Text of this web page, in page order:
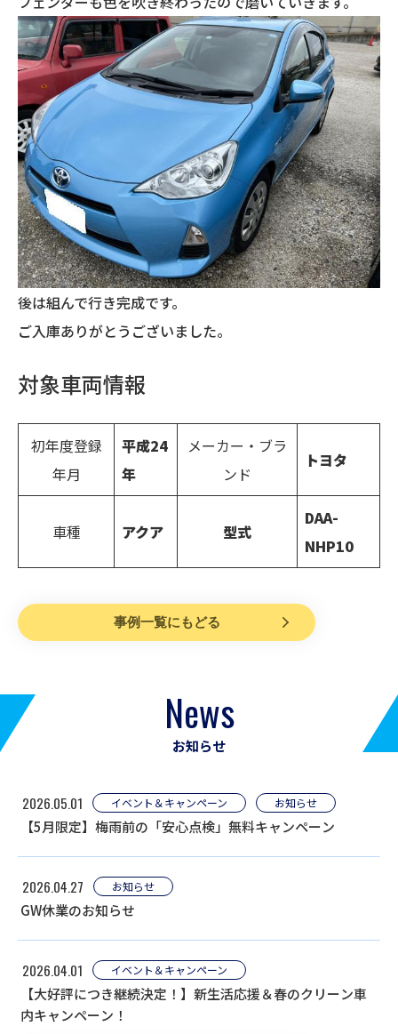
後は組んで行き完成です。
ご入庫ありがとうございました。
対象車両情報
初年度登録
年月
平成24
年
メーカー・ブラ
ンド
トヨタ
車種 アクア 型式
DAA-
NHP10
事例一覧にもどる
News
お知らせ
2026.05.01 イベント＆キャンペーン お知らせ
【5月限定】梅雨前の「安心点検」無料キャンペーン
2026.04.27 お知らせ
GW休業のお知らせ
2026.04.01 イベント＆キャンペーン
【大好評につき継続決定！】新生活応援＆春のクリーン車
内キャンペーン！